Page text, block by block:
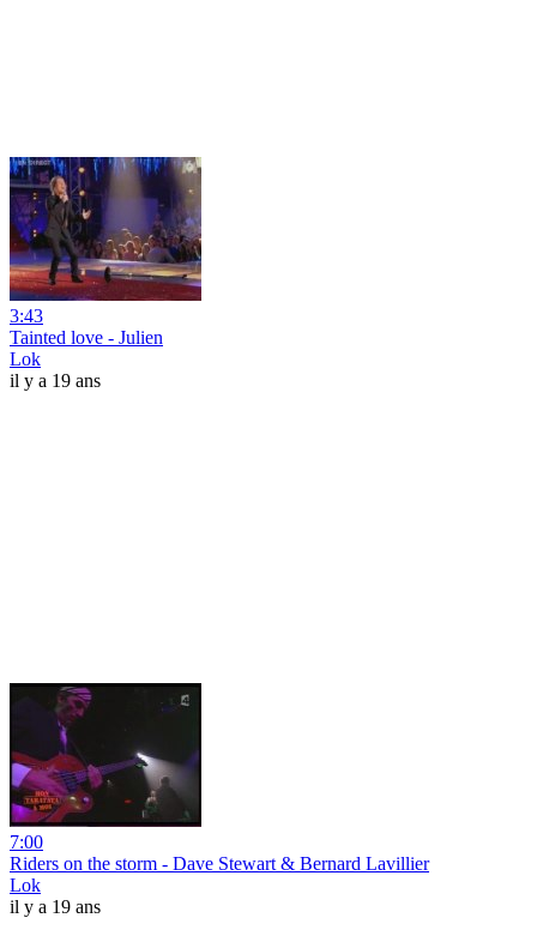
3:43
Tainted love - Julien
Lok
il y a 19 ans
7:00
Riders on the storm - Dave Stewart & Bernard Lavillier
Lok
il y a 19 ans